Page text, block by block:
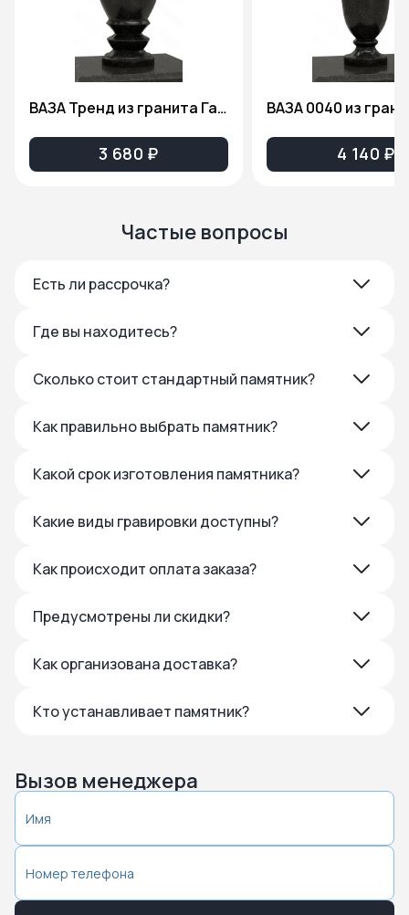
ВАЗА Тренд из гранита Габбро Диабаз
3 680 ₽ 4 140 ₽
Частые вопросы
Есть ли рассрочка?
Где вы находитесь?
Сколько стоит стандартный памятник?
Как правильно выбрать памятник?
Какой срок изготовления памятника?
Какие виды гравировки доступны?
Как происходит оплата заказа?
Предусмотрены ли скидки?
Как организована доставка?
Кто устанавливает памятник?
Вызов менеджера